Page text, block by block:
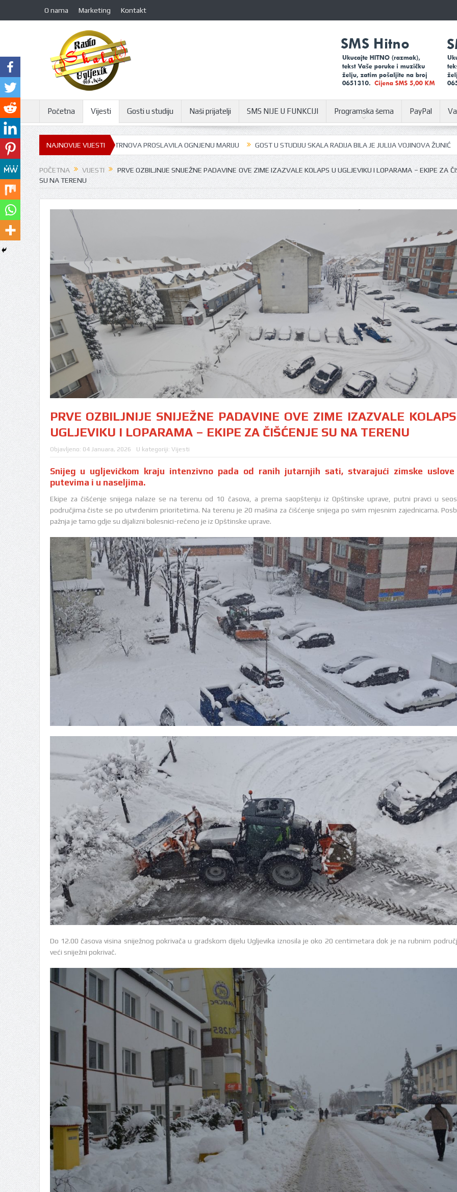
O nama Marketing Kontakt
Početna Vijesti Gosti u studiju Naši prijatelji SMS NIJE U FUNKCIJI Programska šema PayPal
NAJNOVIJE VIJESTI
GORNJA TRNOVA PROSLAVILA OGNJENU MARIJU GOST U STUDIJU SKALA RADIJA BILA JE JULIJA VOJINOVA ŽUNIĆ U SUSRET
POČETNA VIJESTI
PRVE OZBILJNIJE SNIJEŽNE PADAVINE OVE ZIME IZAZVALE KOLAPS U UGLJEVIKU I LOPARAMA – EKIPE ZA
SU NA TERENU
PRVE OZBILJNIJE SNIJEŽNE PADAVINE OVE ZIME IZAZVALE
UGLJEVIKU I LOPARAMA – EKIPE ZA ČIŠĆENJE SU NA TERENU
Objavljeno: 04 Januara, 2026 U kategoriji: Vijesti
Snijeg u ugljevičkom kraju intenzivno pada od ranih jutarnjih sati, stvarajući zimske uslove
putevima i u naseljima.
Ekipe za čišćenje snijega nalaze se na terenu od 10 časova, a prema saopštenju iz Opštinske uprave, putni pravci u
područjima čiste se po utvrđenim prioritetima. Na terenu je 20 mašina za čišćenje snijega po svim mjesnim zajednicama.
pažnja je tamo gdje su dijalizni bolesnici-rečeno je iz Opštinske uprave.
Do 12.00 časova visina sniježnog pokrivača u gradskom dijelu Ugljevika iznosila je oko 20 centimetara dok je na rubnim
veći sniježni pokrivač.